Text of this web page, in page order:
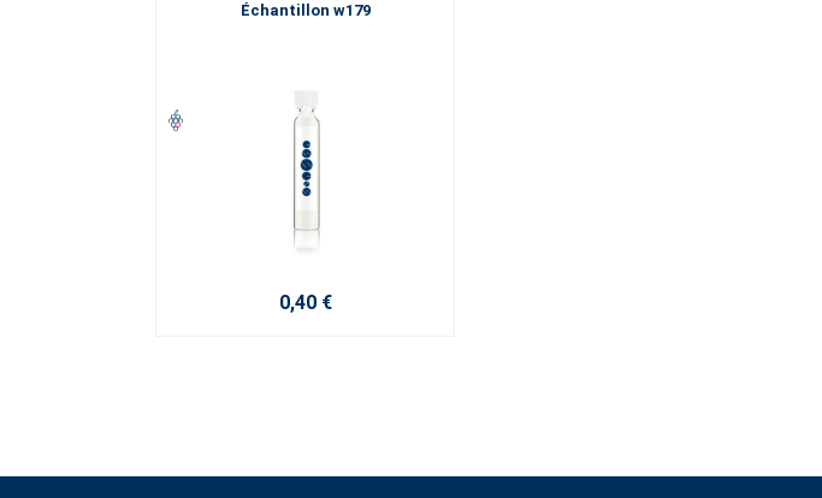
Échantillon w179
0,40 €